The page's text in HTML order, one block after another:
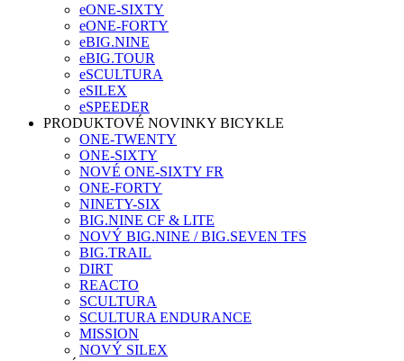
eONE-SIXTY
eONE-FORTY
eBIG.NINE
eBIG.TOUR
eSCULTURA
eSILEX
eSPEEDER
PRODUKTOVÉ NOVINKY BICYKLE
ONE-TWENTY
ONE-SIXTY
NOVÉ ONE-SIXTY FR
ONE-FORTY
NINETY-SIX
BIG.NINE CF & LITE
NOVÝ BIG.NINE / BIG.SEVEN TFS
BIG.TRAIL
DIRT
REACTO
SCULTURA
SCULTURA ENDURANCE
MISSION
NOVÝ SILEX